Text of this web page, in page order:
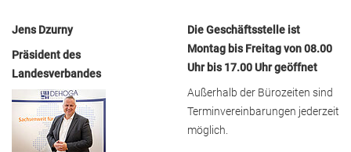
Jens Dzurny
Präsident des
Landesverbandes
Die Geschäftsstelle ist
Montag bis Freitag von 08.00
Uhr bis 17.00 Uhr geöffnet
Außerhalb der Bürozeiten sind
Terminvereinbarungen jederzeit
möglich.